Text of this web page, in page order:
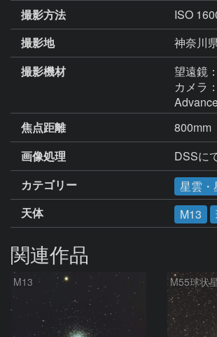
撮影方法
ISO
撮影地
神奈川
撮影機材
望遠鏡
カメラ
焦点距離
800mm
画像処理
DSSに
カテゴリー
星雲・
天体
M13
関連作品
M13 M55球状